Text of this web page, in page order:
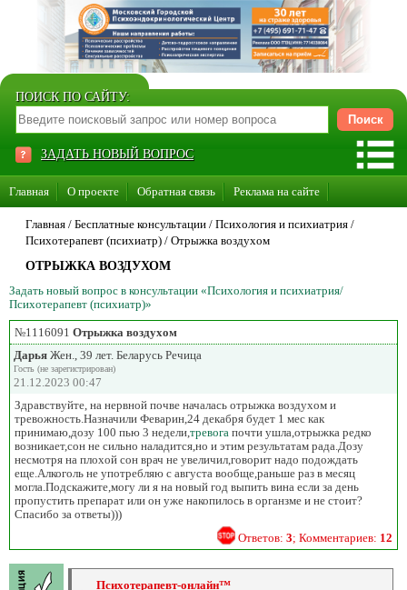
ПОИСК ПО САЙТУ:
ЗАДАТЬ НОВЫЙ ВОПРОС
Главная О проекте Обратная связь Реклама на сайте
Стать консультантом нашего сайта
Главная / Бесплатные консультации / Психология и психиатрия /
Психотерапевт (психиатр) / Отрыжка воздухом
ОТРЫЖКА ВОЗДУХОМ
Задать новый вопрос в консультации «Психология и психиатрия/
Психотерапевт (психиатр)»
№1116091 Отрыжка воздухом
Дарья Жен., 39 лет. Беларусь Речица
Гость (не зарегистрирован)
21.12.2023 00:47
Здравствуйте, на нервной почве началась отрыжка воздухом и
тревожность.Назначили Феварин,24 декабря будет 1 мес как
принимаю,дозу 100 пью 3 недели, тревога почти ушла,отрыжка редко
возникает,сон не сильно наладится,но и этим результатам рада.Дозу
несмотря на плохой сон врач не увеличил,говорит надо подождать
еще.Алкоголь не употребляю с августа вообще,раньше раз в месяц
могла.Подскажите,могу ли я на новый год выпить вина если за день
пропустить препарат или он уже накопилось в органзме и не стоит?
Спасибо за ответы)))
Ответов: 3; Комментариев: 12
Психотерапевт-онлайн™